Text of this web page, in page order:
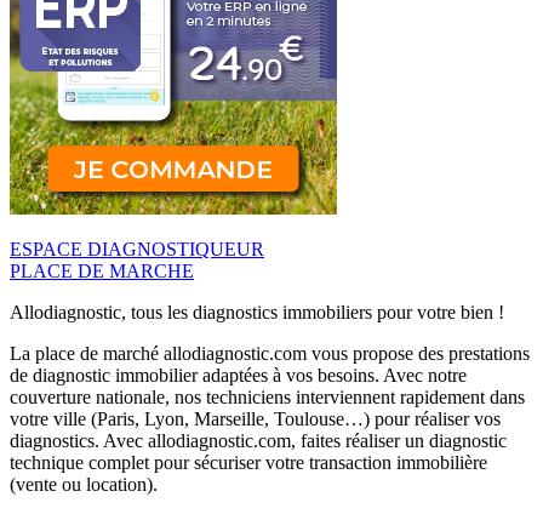
ESPACE DIAGNOSTIQUEUR
PLACE DE MARCHE
Allodiagnostic, tous les diagnostics immobiliers pour votre bien !
La place de marché allodiagnostic.com vous propose des prestations
de diagnostic immobilier adaptées à vos besoins. Avec notre
couverture nationale, nos techniciens interviennent rapidement dans
votre ville (Paris, Lyon, Marseille, Toulouse…) pour réaliser vos
diagnostics. Avec allodiagnostic.com, faites réaliser un diagnostic
technique complet pour sécuriser votre transaction immobilière
(vente ou location).